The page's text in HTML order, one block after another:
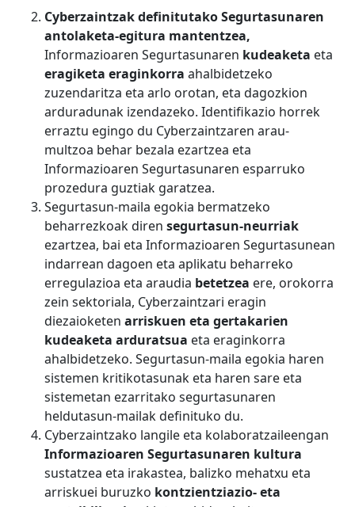
Cyberzaintzak definitutako Segurtasunaren
antolaketa-egitura mantentzea,
Informazioaren Segurtasunaren kudeaketa eta
eragiketa eraginkorra ahalbidetzeko
zuzendaritza eta arlo orotan, eta dagozkion
arduradunak izendazeko. Identifikazio horrek
erraztu egingo du Cyberzaintzaren arau-
multzoa behar bezala ezartzea eta
Informazioaren Segurtasunaren esparruko
prozedura guztiak garatzea.
Segurtasun-maila egokia bermatzeko
beharrezkoak diren segurtasun-neurriak
ezartzea, bai eta Informazioaren Segurtasunean
indarrean dagoen eta aplikatu beharreko
erregulazioa eta araudia betetzea ere, orokorra
zein sektoriala, Cyberzaintzari eragin
diezaioketen arriskuen eta gertakarien
kudeaketa arduratsua eta eraginkorra
ahalbidetzeko. Segurtasun-maila egokia haren
sistemen kritikotasunak eta haren sare eta
sistemetan ezarritako segurtasunaren
heldutasun-mailak definituko du.
Cyberzaintzako langile eta kolaboratzaileengan
Informazioaren Segurtasunaren kultura
sustatzea eta irakastea, balizko mehatxu eta
arriskuei buruzko kontzientziazio- eta